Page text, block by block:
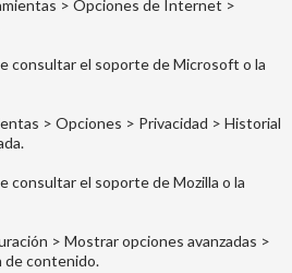
> Opciones de Internet >
consultar el soporte de Microsoft o la
> Opciones > Privacidad > Historial
consultar el soporte de Mozilla o la
> Mostrar opciones avanzadas >
de contenido.